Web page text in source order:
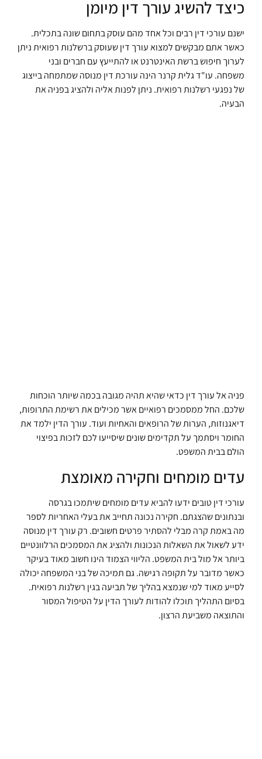
כיצד להשיג עורך דין מיומן
ישנם עורכי דין רבים וכל אחד מהם עוסק בתחום שונה בתכלית.
כאשר אתם מבקשים למצוא עורך דין שעוסק ברשלנות רפואית ניתן
לערוך חיפוש ברשת האינטרנט או להתייעץ עם חברים ובני
משפחה. עו"ד גלית קרנר הינה עורכת דין מנוסה שמתמחה בייצוג
של נפגעי רשלנות רפואית. ניתן לפנות אליה ולהציג בפניה את
הבעיה.
פניה אל עורך דין כדאי שהיא תהיה מגובה בכמה שיותר הוכחות
שלכם. החל ממסמכים רפואיים אשר מכילים את רשימת התרופות,
דיאגנוזות, הערות של הרופאים והאחיות ועוד. עורך הדין ילמד את
החומר ויסתמך על תקדימים שונים שיסייעו לכם לזכות בפיצוי
הולם בבית המשפט.
עדים מומחים וחקירה מאומצת
עורכי דין טובים ידעו להביא עדים מומחים שיתמכו בגרסה
ובנתונים שהצגתם. חקירה נכונה תחייב את בעלי האחריות לספר
מה באמת קרה מבלי להסתיר פרטים חשובים. רק עורך דין מנוסה
ידע לשאול את השאלות הנכונות ולהציג את המסמכים הרלוונטיים
ביותר אל מול בית המשפט. הליווי הצמוד הינו חשוב מאוד בעיקר
כאשר מדובר על תקופה רגישה. גם תמיכה של בני המשפחה יכולה
לסייע מאוד למי שנמצא בהליך של תביעה בגין רשלנות רפואית.
בסיום התהליך תוכלו להודות לעורך הדין על הטיפול המסור
והתוצאה משביעת הרצון.